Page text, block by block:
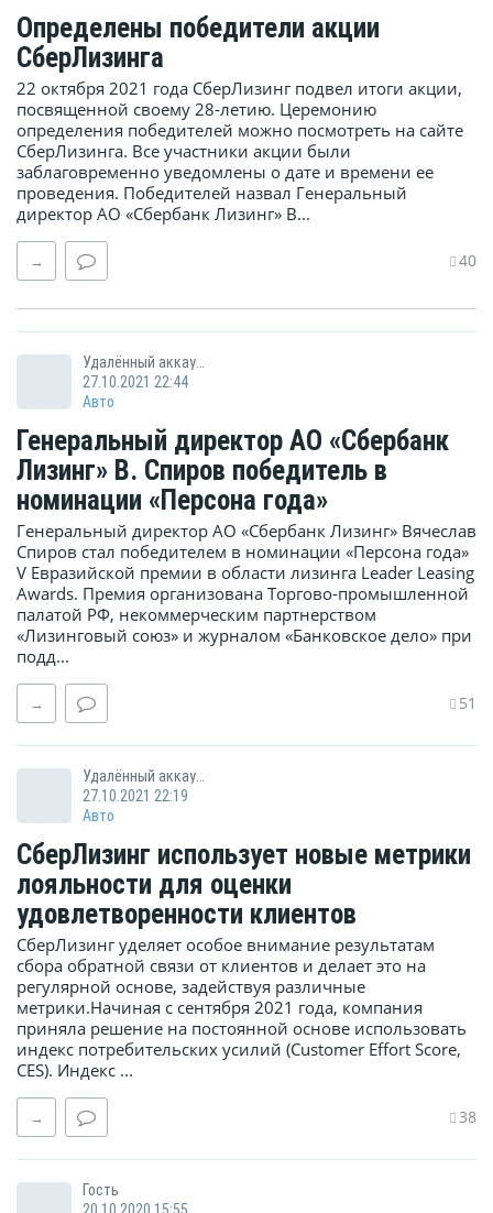
Определены победители акции
СберЛизинга
22 октября 2021 года СберЛизинг подвел итоги акции,
посвященной своему 28-летию. Церемонию
определения победителей можно посмотреть на сайте
СберЛизинга. Все участники акции были
заблаговременно уведомлены о дате и времени ее
проведения. Победителей назвал Генеральный
директор АО «Сбербанк Лизинг» В...
→ 40
Удалённый аккаунт
27.10.2021 22:44
Авто
Генеральный директор АО «Сбербанк
Лизинг» В. Спиров победитель в
номинации «Персона года»
Генеральный директор АО «Сбербанк Лизинг» Вячеслав
Спиров стал победителем в номинации «Персона года»
V Евразийской премии в области лизинга Leader Leasing
Awards. Премия организована Торгово-промышленной
палатой РФ, некоммерческим партнерством
«Лизинговый союз» и журналом «Банковское дело» при
подд...
→ 51
Удалённый аккаунт
27.10.2021 22:19
Авто
СберЛизинг использует новые метрики
лояльности для оценки
удовлетворенности клиентов
СберЛизинг уделяет особое внимание результатам
сбора обратной связи от клиентов и делает это на
регулярной основе, задействуя различные
метрики.Начиная с сентября 2021 года, компания
приняла решение на постоянной основе использовать
индекс потребительских усилий (Customer Effort Score,
CES). Индекс ...
→ 38
Гость